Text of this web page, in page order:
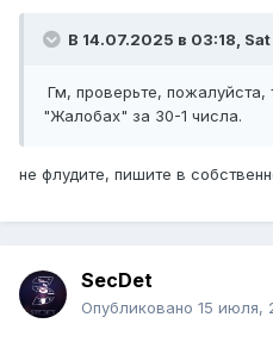
В 14.07.2025 в 03:18, Sat
Гм, проверьте, пожалуйста,
"Жалобах" за 30-1 числа.
не флудите, пишите в
SecDet
Опубликовано 15 июля,